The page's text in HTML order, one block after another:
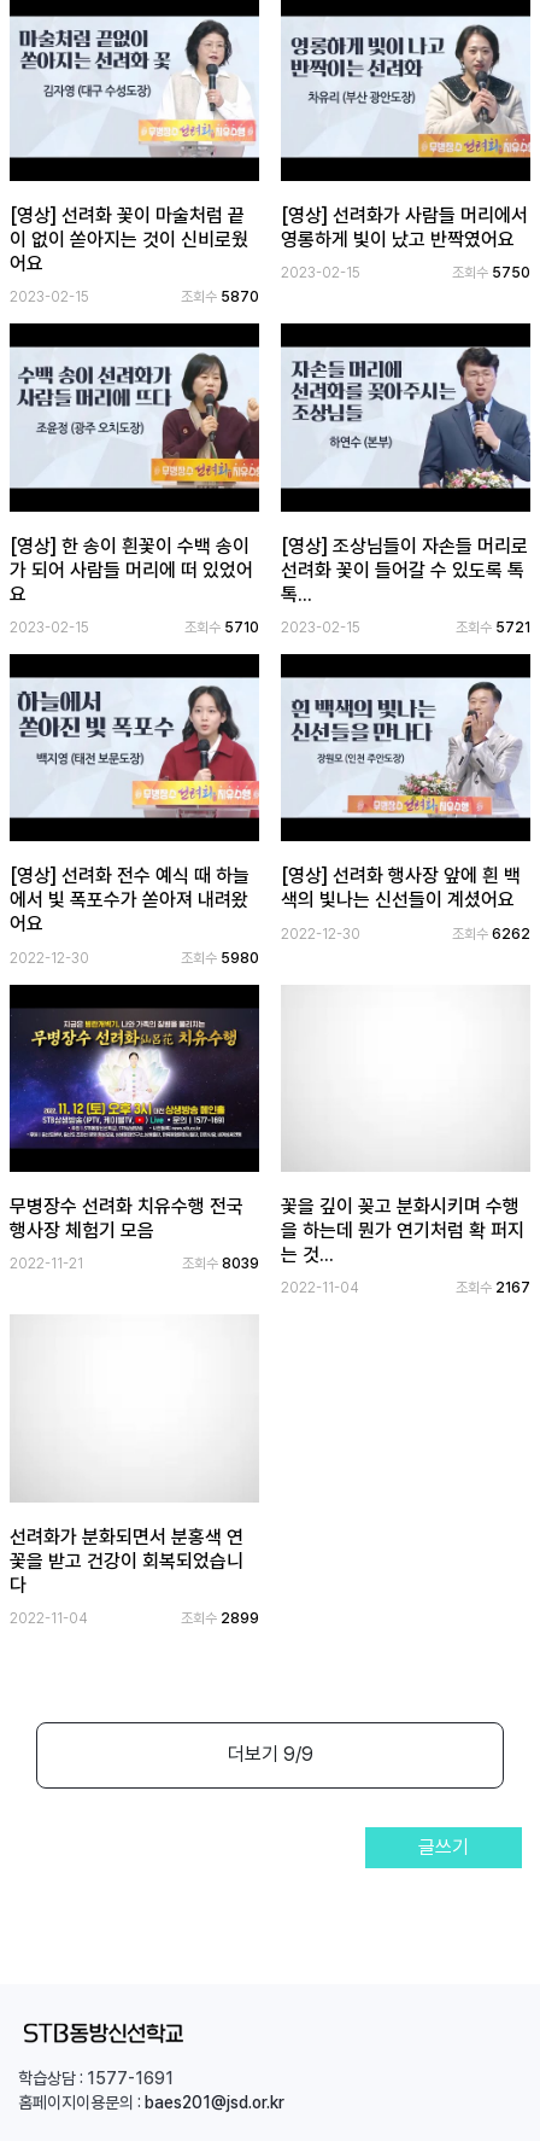
[영상] 선려화 꽃이 마술처럼 끝
이 없이 쏟아지는 것이 신비로웠
어요
2023-02-15 조회수 5870
[영상] 선려화가 사람들 머리에서
영롱하게 빛이 났고 반짝였어요
2023-02-15 조회수 5750
[영상] 한 송이 흰꽃이 수백 송이
가 되어 사람들 머리에 떠 있었어
요
2023-02-15 조회수 5710
[영상] 조상님들이 자손들 머리로
선려화 꽃이 들어갈 수 있도록 톡
톡...
2023-02-15 조회수 5721
[영상] 선려화 전수 예식 때 하늘
에서 빛 폭포수가 쏟아져 내려왔
어요
2022-12-30 조회수 5980
[영상] 선려화 행사장 앞에 흰 백
색의 빛나는 신선들이 계셨어요
2022-12-30 조회수 6262
무병장수 선려화 치유수행 전국
행사장 체험기 모음
2022-11-21 조회수8039
꽃을 깊이 꽂고 분화시키며 수행
을 하는데 뭔가 연기처럼 확 퍼지
는 것...
2022-11-04 조회수 2167
선려화가 분화되면서 분홍색 연
꽃을 받고 건강이 회복되었습니
다
2022-11-04 조회수 2899
더보기 9/9
글쓰기
학습상담 : 1577-1691
홈페이지이용문의 : baes201@jsd.or.kr